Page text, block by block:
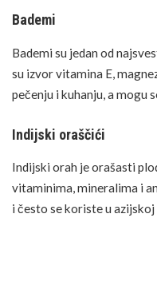
Bademi
Bademi su jedan od
su izvor vitamina E,
pečenju i kuhanju, a mogu
Indijski oraščići
Indijski orah je orašasti
vitaminima, mineralima i
i često se koriste u